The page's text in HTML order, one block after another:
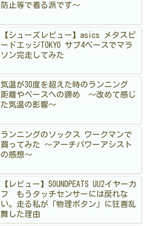
防止等で着る派です〜
【シューズレビュー】asics メタスピ
ードエッジTOKYO サブ4ペースでマラ
ソン完走してみた
気温が30度を超えた時のランニング
距離やペースへの諦め 〜改めて感じ
た気温の影響〜
ランニングのソックス ワークマンで
買ってみた 〜アーチパワーアシスト
の感想〜
【レビュー】SOUNDPEATS UU2イヤーカ
フ もうタッチセンサーには戻れな
い。走る私が「物理ボタン」に狂喜乱
舞した理由